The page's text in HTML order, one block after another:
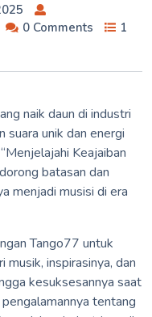
0 Comments
1
naik daun di industri
suara unik dan energi
Keajaiban
batasan dan
menjadi musisi di era
Tango77 untuk
musik, inspirasinya, dan
kesuksesannya saat
tentang